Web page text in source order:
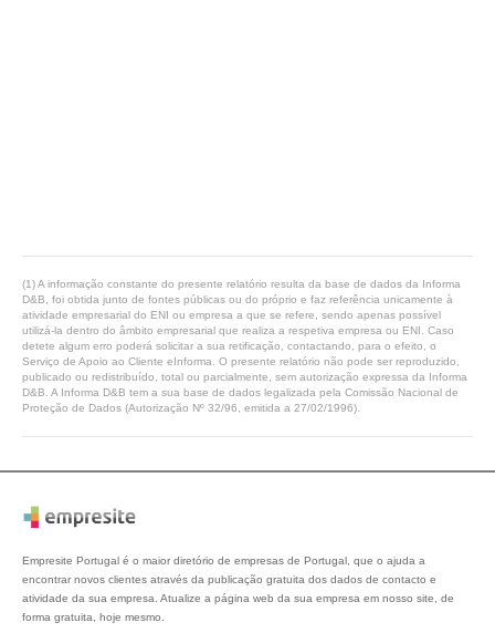
(1) A informação constante do presente relatório resulta da base de dados da Informa
D&B, foi obtida junto de fontes públicas ou do próprio e faz referência unicamente à
atividade empresarial do ENI ou empresa a que se refere, sendo apenas possível
utilizá-la dentro do âmbito empresarial que realiza a respetiva empresa ou ENI. Caso
detete algum erro poderá solicitar a sua retificação, contactando, para o efeito, o
Serviço de Apoio ao Cliente eInforma. O presente relatório não pode ser reproduzido,
publicado ou redistribuído, total ou parcialmente, sem autorização expressa da Informa
D&B. A Informa D&B tem a sua base de dados legalizada pela Comissão Nacional de
Proteção de Dados (Autorização Nº 32/96, emitida a 27/02/1996).
Empresite Portugal é o maior diretório de empresas de Portugal, que o ajuda a
encontrar novos clientes através da publicação gratuita dos dados de contacto e
atividade da sua empresa. Atualize a página web da sua empresa em nosso site, de
forma gratuita, hoje mesmo.